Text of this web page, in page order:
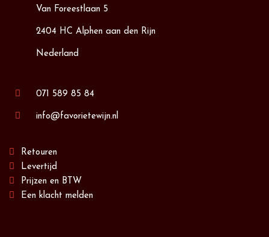
Van Foreestlaan 5
2404 HC Alphen aan den Rijn
Nederland
071 589 85 84
info@favorietewijn.nl
Retouren
Levertijd
Prijzen en BTW
Een klacht melden